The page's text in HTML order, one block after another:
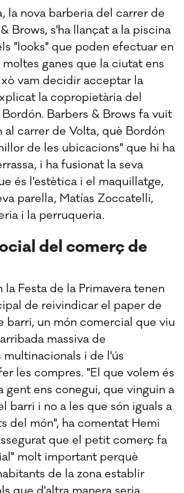
la nova barberia del carrer de
Brows, s'ha llançat a la piscina
"looks" que poden efectuar en
moltes ganes que la ciutat ens
vam decidir acceptar la
la copropietària del
Barbers & Brows fa vuit
al carrer de Volta, què Bordón
de les ubicacions" que hi ha
i ha fusionat la seva
és l'estètica i el maquillatge,
parella, Matías Zoccatelli,
i la perruqueria.
del comerç de
Festa de la Primavera tenen
de reivindicar el paper de
barri, un món comercial que viu
massiva de
multinacionals i de l'ús
les compres. "El que volem és
gent ens conegui, que vinguin a
barri i no a les que són iguals a
del món", ha comentat Hemi
que el petit comerç fa
molt important perquè
de la zona establir